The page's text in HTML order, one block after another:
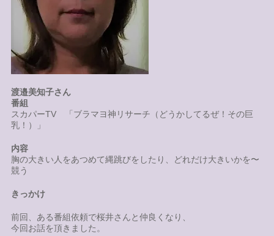
渡邉美知子さん
番組
スカパーTV 「ブラマヨ神リサーチ（どうかしてるぜ！その巨
乳！）」
内容
胸の大きい人をあつめて縄跳びをしたり、どれだけ大きいかを〜
競う
きっかけ
前回、ある番組依頼で桜井さんと仲良くなり、
今回お話を頂きました。